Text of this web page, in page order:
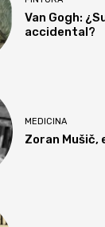
Van Gogh:
accidental?
MEDICINA
Zoran Mušič,